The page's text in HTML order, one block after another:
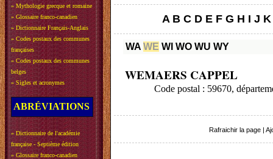
» Mythologie grecque et romaine
» Glossaire franco-canadien
» Dictionnaire Français-Anglais
» Codes postaux des communes
françaises
» Codes postaux des communes
belges
» Sigles et acronymes
ABRÉVIATIONS
» Dictionnaire de l'académie
française - Septième édition
» Glossaire franco-canadien
A B C D E F G H I J K
WA WE WI WO WU WY
WEMAERS CAPPEL
Code postal : 59670,
Rafraichir la page